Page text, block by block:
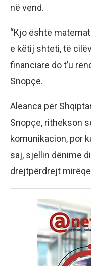
në vend.
“Kjo është
e këtij shteti, të
financiare do t’u
Snopçe.
Aleanca për
Snopçe, rithekson
komunikacion, por
saj, sjellin dënime
drejtpërdrejt